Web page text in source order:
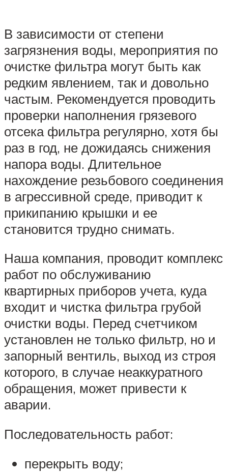
В зависимости от степени
загрязнения воды, мероприятия по
очистке фильтра могут быть как
редким явлением, так и довольно
частым. Рекомендуется проводить
проверки наполнения грязевого
отсека фильтра регулярно, хотя бы
раз в год, не дожидаясь снижения
напора воды. Длительное
нахождение резьбового соединения
в агрессивной среде, приводит к
прикипанию крышки и ее
становится трудно снимать.
Наша компания, проводит комплекс
работ по обслуживанию
квартирных приборов учета, куда
входит и чистка фильтра грубой
очистки воды. Перед счетчиком
установлен не только фильтр, но и
запорный вентиль, выход из строя
которого, в случае неаккуратного
обращения, может привести к
аварии.
Последовательность работ:
перекрыть воду;